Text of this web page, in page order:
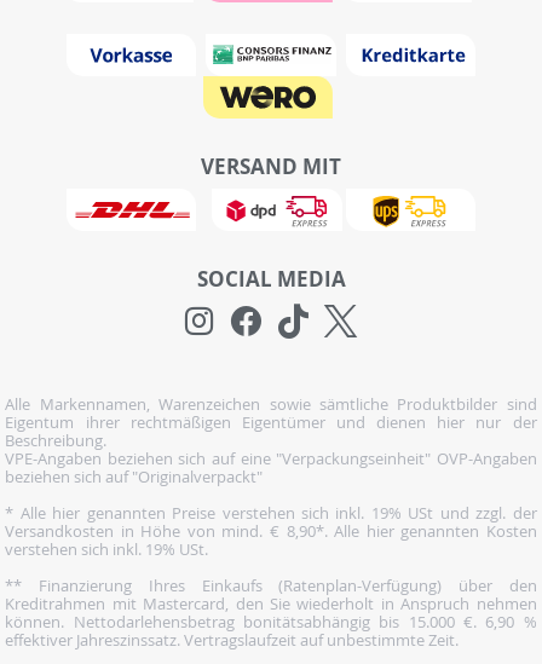
VERSAND MIT
SOCIAL MEDIA
Alle Markennamen, Warenzeichen sowie sämtliche Produktbilder sind
Eigentum ihrer rechtmäßigen Eigentümer und dienen hier nur der
Beschreibung.
VPE-Angaben beziehen sich auf eine "Verpackungseinheit" OVP-Angaben
beziehen sich auf "Originalverpackt"
* Alle hier genannten Preise verstehen sich inkl. 19% USt und zzgl. der
Versandkosten in Höhe von mind. € 8,90*. Alle hier genannten Kosten
verstehen sich inkl. 19% USt.
** Finanzierung Ihres Einkaufs (Ratenplan-Verfügung) über den
Kreditrahmen mit Mastercard, den Sie wiederholt in Anspruch nehmen
können. Nettodarlehensbetrag bonitätsabhängig bis 15.000 €. 6,90 %
effektiver Jahreszinssatz. Vertragslaufzeit auf unbestimmte Zeit.